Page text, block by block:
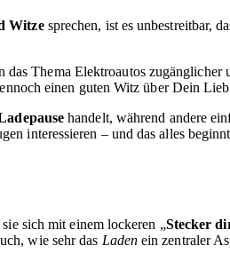
Witzesprechen, ist es unbestreitbar,
Thema Elektroautos zugänglicher
einen guten Witz über Dein
handelt, während andere
interessieren – und das alles
sich mit einem lockeren „Stecker
wie sehr das Ladenein zentraler